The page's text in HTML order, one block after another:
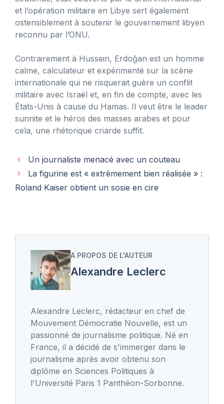
et l’opération militaire en Libye sert également
ostensiblement à soutenir le gouvernement libyen
reconnu par l’ONU.
Contrairement à Hussein, Erdoğan est un homme
calme, calculateur et expérimenté sur la scène
internationale qui ne risquerait guère un conflit
militaire avec Israël et, en fin de compte, avec les
États-Unis à cause du Hamas. Il veut être le leader
sunnite et le héros des masses arabes et pour
cela, une rhétorique criarde suffit.
Un journaliste menacé avec un couteau
La figurine est « extrêmement bien réalisée » :
Roland Kaiser obtient un sosie en cire
A PROPOS DE L'AUTEUR
Alexandre Leclerc
Alexandre Leclerc, rédacteur en chef de
Mouvement Démocratie Nouvelle, est un
passionné de journalisme politique. Né en
France, il a décidé de s'immerger dans le
journalisme après avoir obtenu son
diplôme en Sciences Politiques à
l'Université Paris 1 Panthéon-Sorbonne.